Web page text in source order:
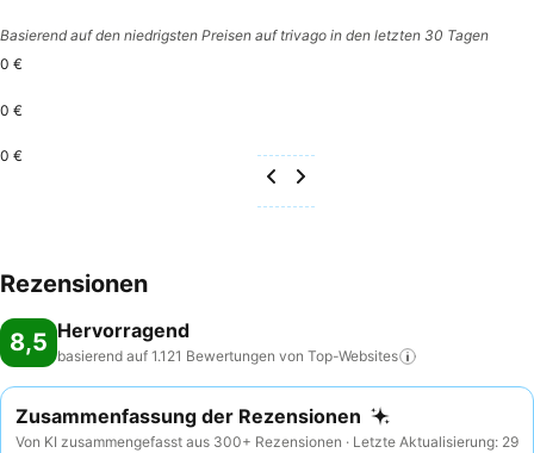
Basierend auf den niedrigsten Preisen auf trivago in den letzten 30 Tagen
0 €
0 €
0 €
Rezensionen
8,5 Hervorragend
basierend auf 1.121 Bewertungen von Top-Websites
Zusammenfassung der Rezensionen
Von KI zusammengefasst aus 300+ Rezensionen · Letzte Aktualisierung: 29